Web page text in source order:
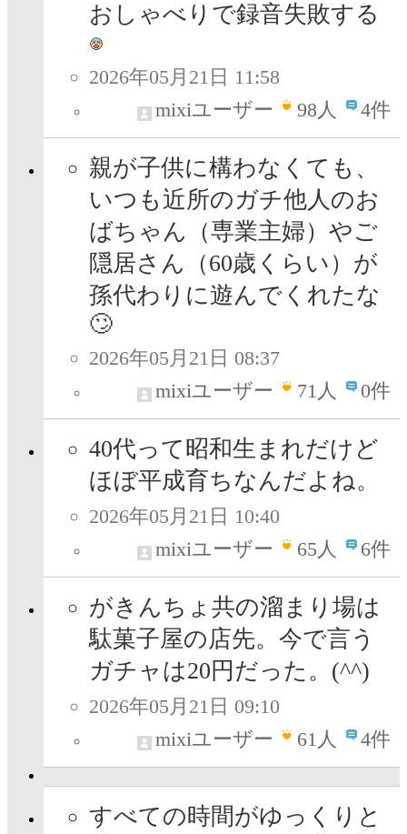
おしゃべりで録音失敗する
2026年05月21日 11:58
mixiユーザー
98人 4件
親が子供に構わなくても、
いつも近所のガチ他人のお
ばちゃん（専業主婦）やご
隠居さん（60歳くらい）が
孫代わりに遊んでくれたな
🙄
2026年05月21日 08:37
mixiユーザー
71人 0件
40代って昭和生まれだけど
ほぼ平成育ちなんだよね。
2026年05月21日 10:40
mixiユーザー
65人 6件
がきんちょ共の溜まり場は
駄菓子屋の店先。今で言う
ガチャは20円だった。(^^)
2026年05月21日 09:10
mixiユーザー
61人 4件
すべての時間がゆっくりと